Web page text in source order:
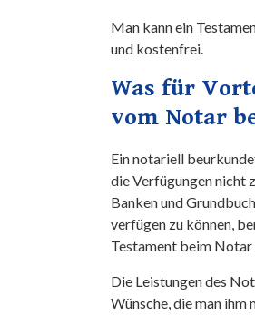
Man kann ein
und kostenfrei.
Was für
vom Notar
Ein notariell
die Verfügungen nicht
Banken und
verfügen zu können,
Testament beim
Die Leistungen des
Wünsche, die man